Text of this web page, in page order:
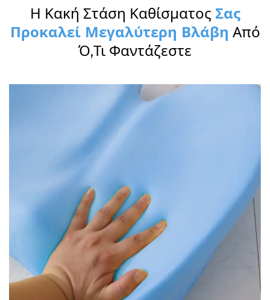
Η Κακή Στάση Καθίσματος Σας
Προκαλεί Μεγαλύτερη Βλάβη Από
Ό,τι Φαντάζεστε